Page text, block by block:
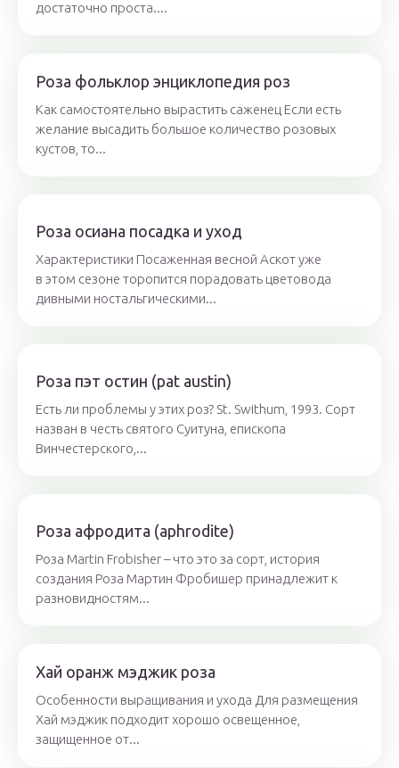
достаточно проста....
Роза фольклор энциклопедия роз
Как самостоятельно вырастить саженец Если есть
желание высадить большое количество розовых
кустов, то...
Роза осиана посадка и уход
Характеристики Посаженная весной Аскот уже
в этом сезоне торопится порадовать цветовода
дивными ностальгическими...
Роза пэт остин (pat austin)
Есть ли проблемы у этих роз? St. Swithum, 1993. Сорт
назван в честь святого Суитуна, епископа
Винчестерского,...
Роза афродита (aphrodite)
Роза Martin Frobisher – что это за сорт, история
создания Роза Мартин Фробишер принадлежит к
разновидностям...
Хай оранж мэджик роза
Особенности выращивания и ухода Для размещения
Хай мэджик подходит хорошо освещенное,
защищенное от...